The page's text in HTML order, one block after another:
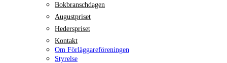
Bokbranschdagen
Augustpriset
Hederspriset
Kontakt
Om Förläggareföreningen
Styrelse